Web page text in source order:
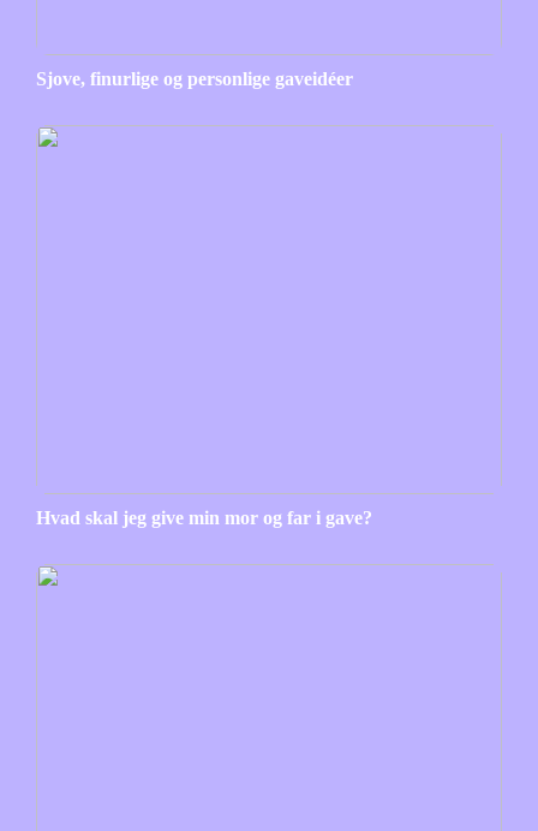
Sjove, finurlige og personlige gaveidéer
Hvad skal jeg give min mor og far i gave?